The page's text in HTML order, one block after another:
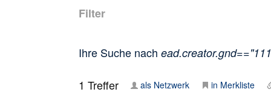
Filter
Ihre Suche nach
1 Treffer als Netzwerk in Merkliste